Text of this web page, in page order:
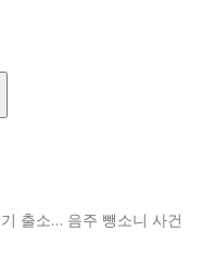
출소… 음주 뺑소니 사건